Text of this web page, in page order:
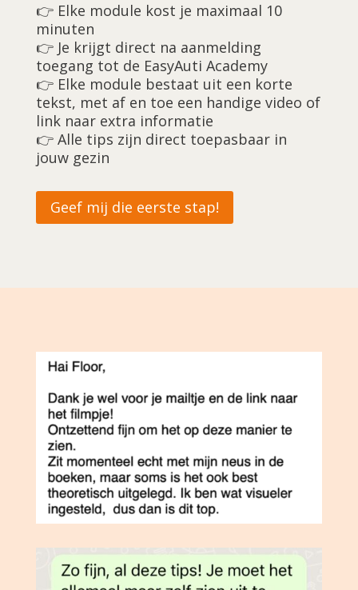
👉 Elke module kost je maximaal 10
minuten
👉 Je krijgt direct na aanmelding
toegang tot de EasyAuti Academy
👉 Elke module bestaat uit een korte
tekst, met af en toe een handige video of
link naar extra informatie
👉 Alle tips zijn direct toepasbaar in
jouw gezin
Geef mij die eerste stap!